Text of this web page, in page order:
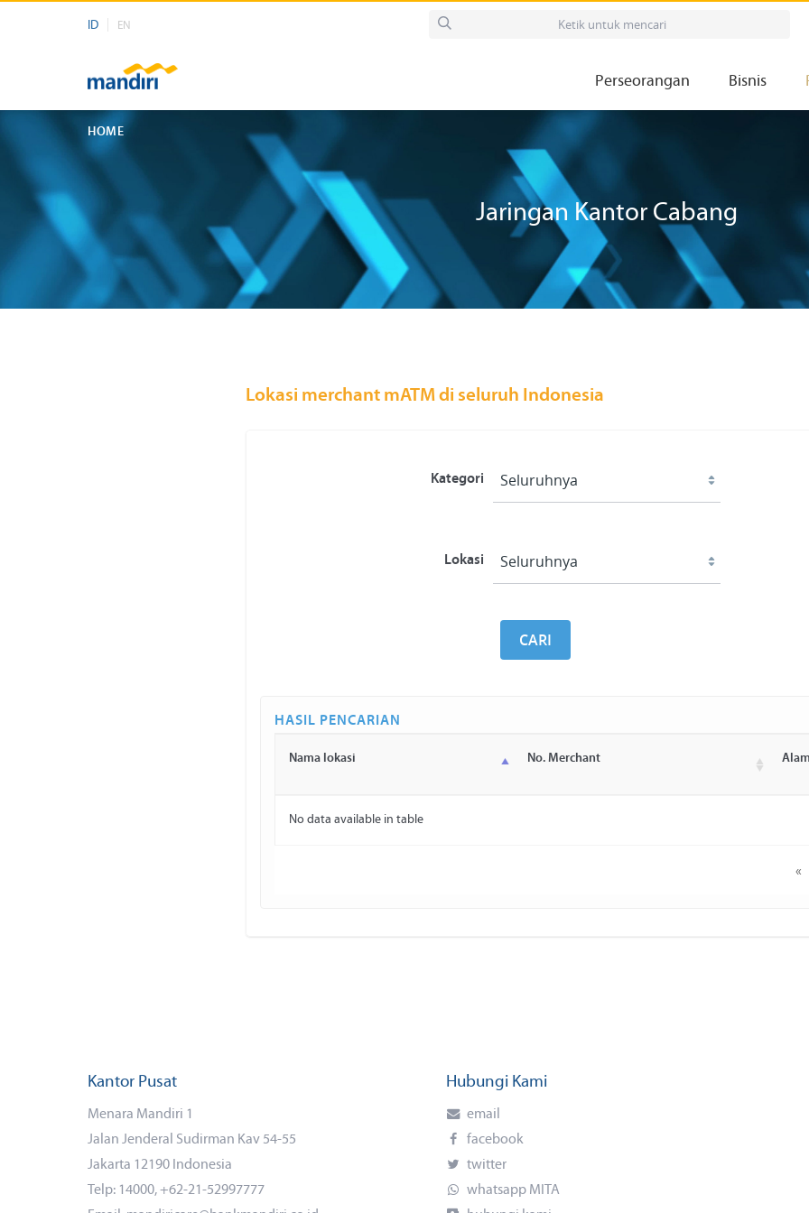
ID EN
Perseorangan Bisnis
HOME
Jaringan Kantor Cabang
Lokasi merchant mATM di seluruh Indonesia
Kategori
Lokasi
CARI
HASIL PENCARIAN
Nama lokasi No. Merchant
No data available in table
«
Kantor Pusat
Menara Mandiri 1
Jalan Jenderal Sudirman Kav 54-55
Jakarta 12190 Indonesia
Telp: 14000, +62-21-52997777
Hubungi Kami
email
facebook
twitter
whatsapp MITA